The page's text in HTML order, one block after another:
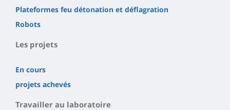
Plateformes feu détonation et déflagration
Robots
Les projets
En cours
projets achevés
Travailler au laboratoire